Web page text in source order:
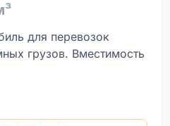
для перевозок
грузов. Вместимость